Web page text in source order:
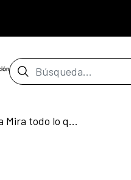
Barra de
Taller de primera infancia Mira todo lo que vuela